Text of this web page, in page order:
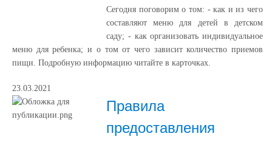
Сегодня поговорим о том: - как и из чего
составляют меню для детей в детском
саду; - как организовать индивидуальное
меню для ребенка; и о том от чего зависит количество приемов
пищи. Подробную информацию читайте в карточках.
23.03.2021
Правила
предоставления